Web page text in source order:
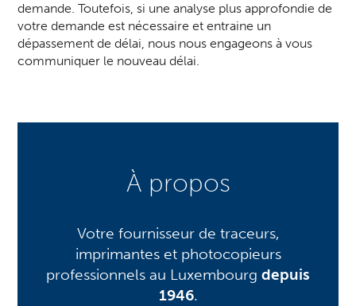
demande. Toutefois, si une analyse plus approfondie de
votre demande est nécessaire et entraine un
dépassement de délai, nous nous engageons à vous
communiquer le nouveau délai.
À propos
Votre fournisseur de traceurs,
imprimantes et photocopieurs
professionnels au Luxembourg depuis
1946.